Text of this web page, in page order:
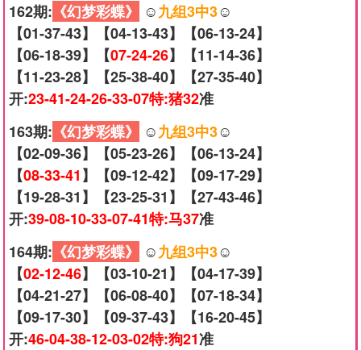
162期: 《幻梦彩蝶》 ☺️九组3中3☺️
【01-37-43】【04-13-43】【06-13-24】
【06-18-39】【07-24-26】【11-14-36】
【11-23-28】【25-38-40】【27-35-40】
开:23-41-24-26-33-07特:猪32准
163期: 《幻梦彩蝶》 ☺️九组3中3☺️
【02-09-36】【05-23-26】【06-13-24】
【08-33-41】【09-12-42】【09-17-29】
【19-28-31】【23-25-31】【27-43-46】
开:39-08-10-33-07-41特:马37准
164期: 《幻梦彩蝶》 ☺️九组3中3☺️
【02-12-46】【03-10-21】【04-17-39】
【04-21-27】【06-08-40】【07-18-34】
【09-17-30】【09-37-43】【16-20-45】
开:46-04-38-12-03-02特:狗21准